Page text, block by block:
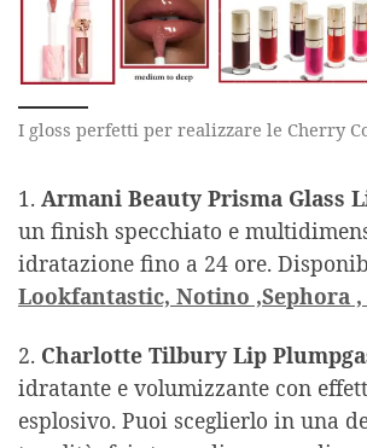
I gloss perfetti per realizzare le Cherry
1. Armani Beauty Prisma Glass
un finish specchiato e
idratazione fino a 24 ore.
Lookfantastic, Notino ,Sephora ,
2. Charlotte Tilbury Lip
idratante e volumizzante con
esplosivo. Puoi sceglierlo in una